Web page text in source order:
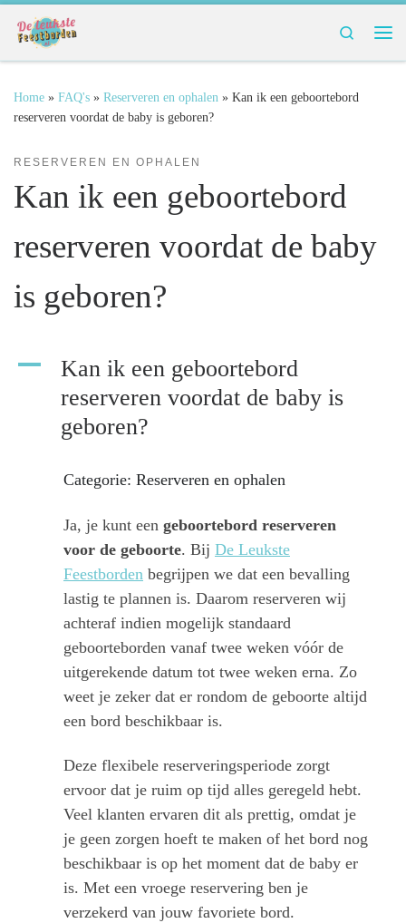
Ga naar inhoud
Search
Home » FAQ's » Reserveren en ophalen » Kan ik een geboortebord
reserveren voordat de baby is geboren?
RESERVEREN EN OPHALEN
Kan ik een geboortebord
reserveren voordat de baby
is geboren?
A
Kan ik een geboortebord
reserveren voordat de baby is
geboren?
Categorie: Reserveren en ophalen
Ja, je kunt een geboortebord reserveren
voor de geboorte. Bij De Leukste
Feestborden begrijpen we dat een bevalling
lastig te plannen is. Daarom reserveren wij
achteraf indien mogelijk standaard
geboorteborden vanaf twee weken vóór de
uitgerekende datum tot twee weken erna. Zo
weet je zeker dat er rondom de geboorte altijd
een bord beschikbaar is.
Deze flexibele reserveringsperiode zorgt
ervoor dat je ruim op tijd alles geregeld hebt.
Veel klanten ervaren dit als prettig, omdat je
je geen zorgen hoeft te maken of het bord nog
beschikbaar is op het moment dat de baby er
is. Met een vroege reservering ben je
verzekerd van jouw favoriete bord.